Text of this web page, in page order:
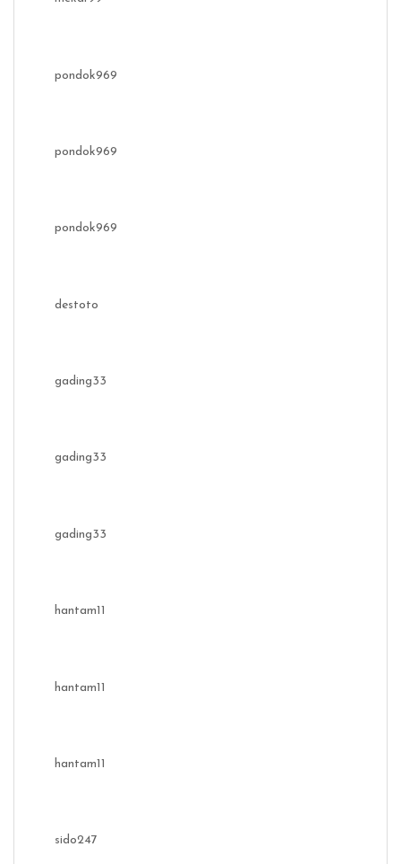
pondok969
pondok969
pondok969
destoto
gading33
gading33
gading33
hantam11
hantam11
hantam11
sido247